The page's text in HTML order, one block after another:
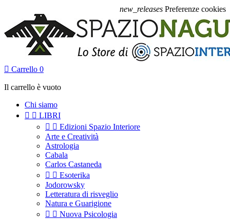
new_releases Preferenze cookies
 Carrello 0
Il carrello è vuoto
Chi siamo
  LIBRI
  Edizioni Spazio Interiore
Arte e Creatività
Astrologia
Cabala
Carlos Castaneda
  Esoterika
Jodorowsky
Letteratura di risveglio
Natura e Guarigione
  Nuova Psicologia